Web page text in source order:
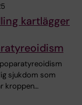
kartlägger
sjukdom som
kroppen…